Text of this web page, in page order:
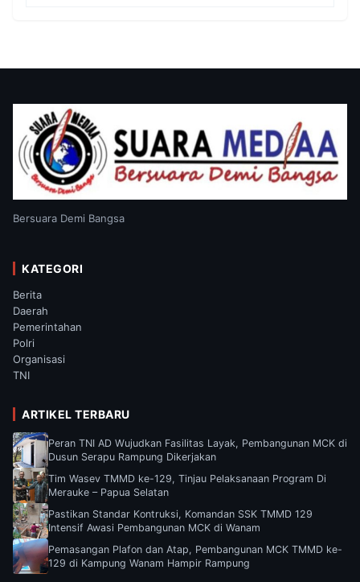
Bersuara Demi Bangsa
KATEGORI
Berita
Daerah
Pemerintahan
Polri
Organisasi
TNI
ARTIKEL TERBARU
Peran TNI AD Wujudkan Fasilitas Layak, Pembangunan MCK di
Dusun Serapu Rampung Dikerjakan
Tim Wasev TMMD ke-129, Tinjau Pelaksanaan Program Di
Merauke – Papua Selatan
Pastikan Standar Kontruksi, Komandan SSK TMMD 129
Intensif Awasi Pembangunan MCK di Wanam
Pemasangan Plafon dan Atap, Pembangunan MCK TMMD ke-
129 di Kampung Wanam Hampir Rampung